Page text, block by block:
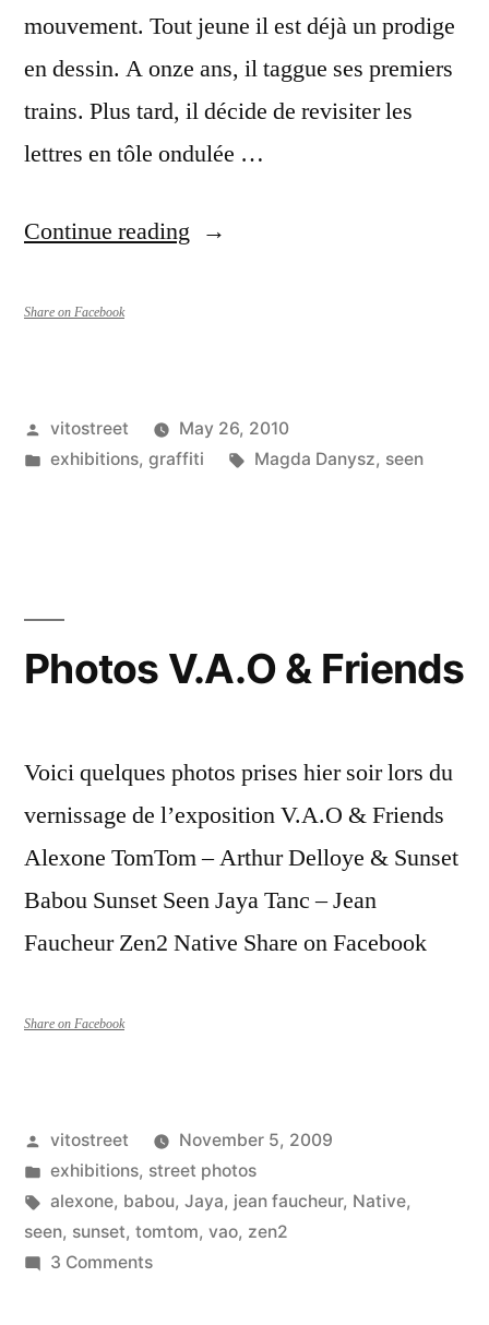
mouvement. Tout jeune il est déjà un prodige
en dessin. A onze ans, il taggue ses premiers
trains. Plus tard, il décide de revisiter les
lettres en tôle ondulée …
Continue reading “Seen
26.06.2010]”
Share on Facebook
Posted
by
vitostreet
May 26, 2010
Posted
exhibitions, graffiti Tags:
Magda Danysz, seen
Photos V.A.O & Friends
Voici quelques photos prises hier soir lors du
vernissage de l’exposition V.A.O & Friends
Alexone TomTom – Arthur Delloye & Sunset
Babou Sunset Seen Jaya Tanc – Jean
Faucheur Zen2 Native Share on Facebook
Share on Facebook
Posted
by
vitostreet
November 5, 2009
Posted
in
exhibitions, street photos
Tags:
alexone, babou, Jaya, jean faucheur, Native,
seen, sunset, tomtom, vao, zen2
3 Commentson